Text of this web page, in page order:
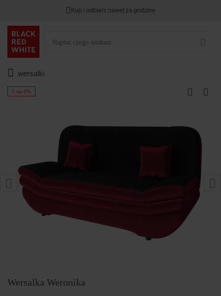
Kup i odbierz nawet za godzinę
wersalki
5 rat 0%
Wersalka Weronika